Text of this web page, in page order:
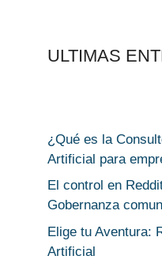
ULTIMAS
¿Qué es la
Artificial para
El control en
Gobernanza
Elige tu Aventura:
Artificial